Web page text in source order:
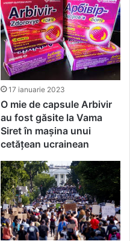
17 ianuarie 2023
O mie de capsule Arbivir
au fost găsite la Vama
Siret în maşina unui
cetățean ucrainean